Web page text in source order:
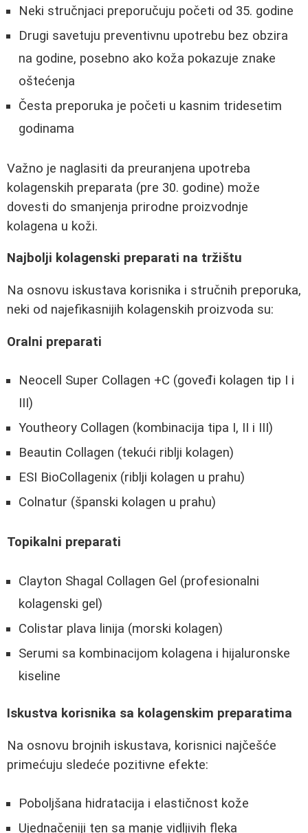
Neki stručnjaci preporučuju početi od 35. godine
Drugi savetuju preventivnu upotrebu bez obzira
na godine, posebno ako koža pokazuje znake
oštećenja
Česta preporuka je početi u kasnim tridesetim
godinama
Važno je naglasiti da preuranjena upotreba
kolagenskih preparata (pre 30. godine) može
dovesti do smanjenja prirodne proizvodnje
kolagena u koži.
Najbolji kolagenski preparati na tržištu
Na osnovu iskustava korisnika i stručnih preporuka,
neki od najefikasnijih kolagenskih proizvoda su:
Oralni preparati
Neocell Super Collagen +C (goveđi kolagen tip I i
III)
Youtheory Collagen (kombinacija tipa I, II i III)
Beautin Collagen (tekući riblji kolagen)
ESI BioCollagenix (riblji kolagen u prahu)
Colnatur (španski kolagen u prahu)
Topikalni preparati
Clayton Shagal Collagen Gel (profesionalni
kolagenski gel)
Colistar plava linija (morski kolagen)
Serumi sa kombinacijom kolagena i hijaluronske
kiseline
Iskustva korisnika sa kolagenskim preparatima
Na osnovu brojnih iskustava, korisnici najčešće
primećuju sledeće pozitivne efekte:
Poboljšana hidratacija i elastičnost kože
Ujednačeniji ten sa manje vidljivih fleka